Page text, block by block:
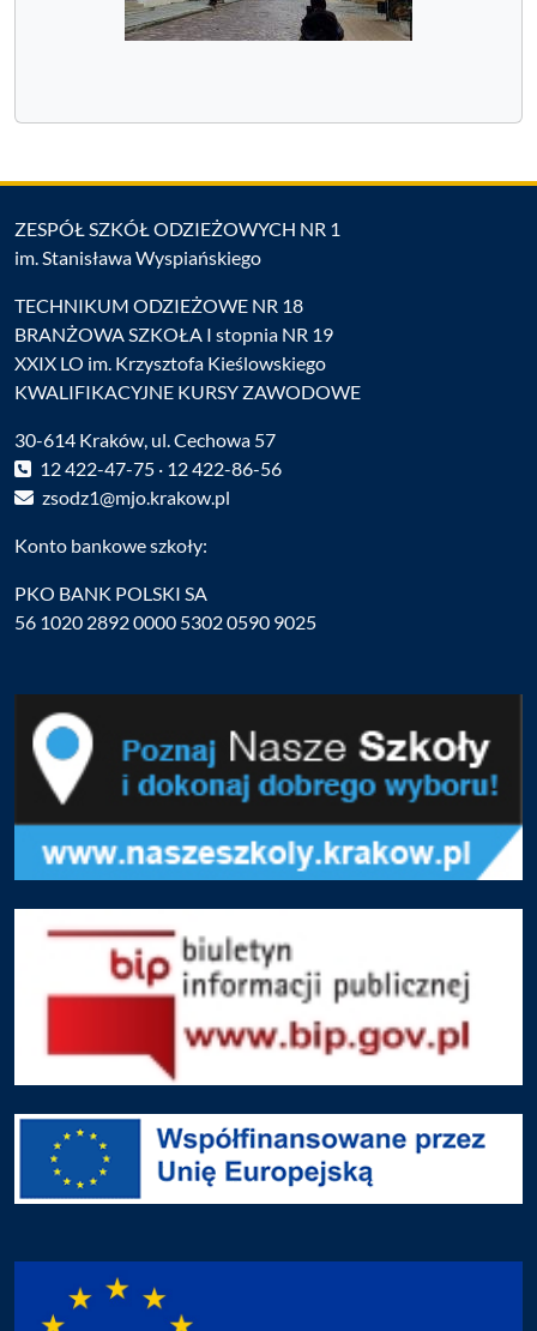
ZESPÓŁ SZKÓŁ ODZIEŻOWYCH NR 1
im. Stanisława Wyspiańskiego
TECHNIKUM ODZIEŻOWE NR 18
BRANŻOWA SZKOŁA I stopnia NR 19
XXIX LO im. Krzysztofa Kieślowskiego
KWALIFIKACYJNE KURSY ZAWODOWE
30-614 Kraków, ul. Cechowa 57
12 422-47-75 · 12 422-86-56
zsodz1@mjo.krakow.pl
Konto bankowe szkoły:
PKO BANK POLSKI SA
56 1020 2892 0000 5302 0590 9025